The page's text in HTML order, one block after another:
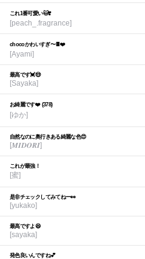
これ1番可愛い🐱❣️
[peach_.fragrance]
chocoかわいすぎ〜🍫❤️
[Ayami]
最高です💓😍
[Sayaka]
お綺麗です❤️ (378)
[ゆか]
自然なのに奥行きある綺麗な色😍
[𝑴𝑰𝑫𝑶𝑹𝑰]
これが最強！
[蜜]
是非チェックしてみてねー👀
[yukako]
最高ですよ😆
[sayaka]
発色良いんですね💕︎